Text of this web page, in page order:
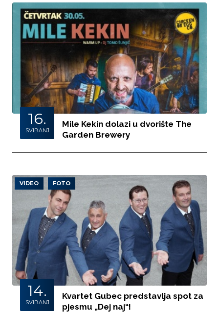
16.
SVIBANJ
Mile Kekin dolazi u dvorište The
Garden Brewery
VIDEO FOTO
14.
SVIBANJ
Kvartet Gubec predstavlja spot za
pjesmu „Dej naj“!